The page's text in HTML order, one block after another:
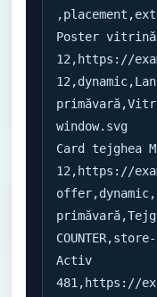
Poster vitrină
12,https://
window.svg
Card tejghea
12,https://
Activ
481,https://